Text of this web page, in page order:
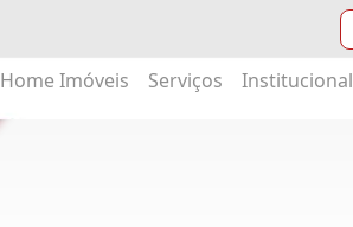
Home Imóveis Serviços Institucional